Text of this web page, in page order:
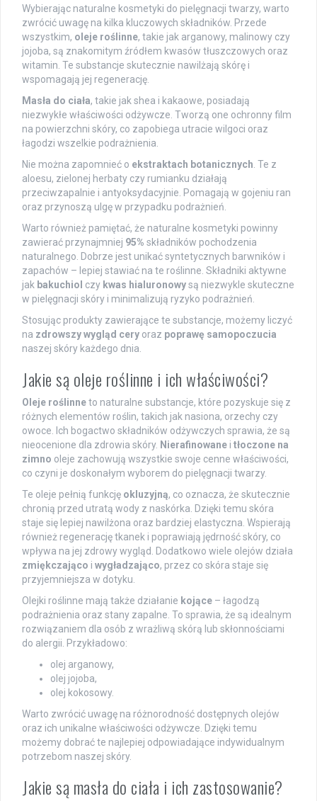
Wybierając naturalne kosmetyki do pielęgnacji twarzy, warto
zwrócić uwagę na kilka kluczowych składników. Przede
wszystkim, oleje roślinne, takie jak arganowy, malinowy czy
jojoba, są znakomitym źródłem kwasów tłuszczowych oraz
witamin. Te substancje skutecznie nawilżają skórę i
wspomagają jej regenerację.
Masła do ciała, takie jak shea i kakaowe, posiadają
niezwykłe właściwości odżywcze. Tworzą one ochronny film
na powierzchni skóry, co zapobiega utracie wilgoci oraz
łagodzi wszelkie podrażnienia.
Nie można zapomnieć o ekstraktach botanicznych . Te z
aloesu, zielonej herbaty czy rumianku działają
przeciwzapalnie i antyoksydacyjnie. Pomagają w gojeniu ran
oraz przynoszą ulgę w przypadku podrażnień.
Warto również pamiętać, że naturalne kosmetyki powinny
zawierać przynajmniej 95% składników pochodzenia
naturalnego. Dobrze jest unikać syntetycznych barwników i
zapachów – lepiej stawiać na te roślinne. Składniki aktywne
jak bakuchiol czy kwas hialuronowysą niezwykle skuteczne
w pielęgnacji skóry i minimalizują ryzyko podrażnień.
Stosując produkty zawierające te substancje, możemy liczyć
na zdrowszy wygląd cery oraz poprawę samopoczucia
naszej skóry każdego dnia.
Jakie są oleje roślinne i ich właściwości?
Oleje roślinneto naturalne substancje, które pozyskuje się z
różnych elementów roślin, takich jak nasiona, orzechy czy
owoce. Ich bogactwo składników odżywczych sprawia, że są
nieocenione dla zdrowia skóry. Nierafinowane i tłoczone na
zimno oleje zachowują wszystkie swoje cenne właściwości,
co czyni je doskonałym wyborem do pielęgnacji twarzy.
Te oleje pełnią funkcję okluzyjną, co oznacza, że skutecznie
chronią przed utratą wody z naskórka. Dzięki temu skóra
staje się lepiej nawilżona oraz bardziej elastyczna. Wspierają
również regenerację tkanek i poprawiają jędrność skóry, co
wpływa na jej zdrowy wygląd. Dodatkowo wiele olejów działa
zmiękczająco i wygładzająco, przez co skóra staje się
przyjemniejsza w dotyku.
Olejki roślinne mają także działanie kojące – łagodzą
podrażnienia oraz stany zapalne. To sprawia, że są idealnym
rozwiązaniem dla osób z wrażliwą skórą lub skłonnościami
do alergii. Przykładowo:
olej arganowy,
olej jojoba,
olej kokosowy.
Warto zwrócić uwagę na różnorodność dostępnych olejów
oraz ich unikalne właściwości odżywcze. Dzięki temu
możemy dobrać te najlepiej odpowiadające indywidualnym
potrzebom naszej skóry.
Jakie są masła do ciała i ich zastosowanie?